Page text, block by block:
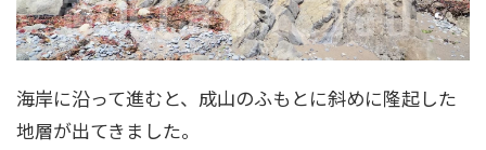
海岸に沿って進むと、成山のふもとに斜めに隆起した
地層が出てきました。